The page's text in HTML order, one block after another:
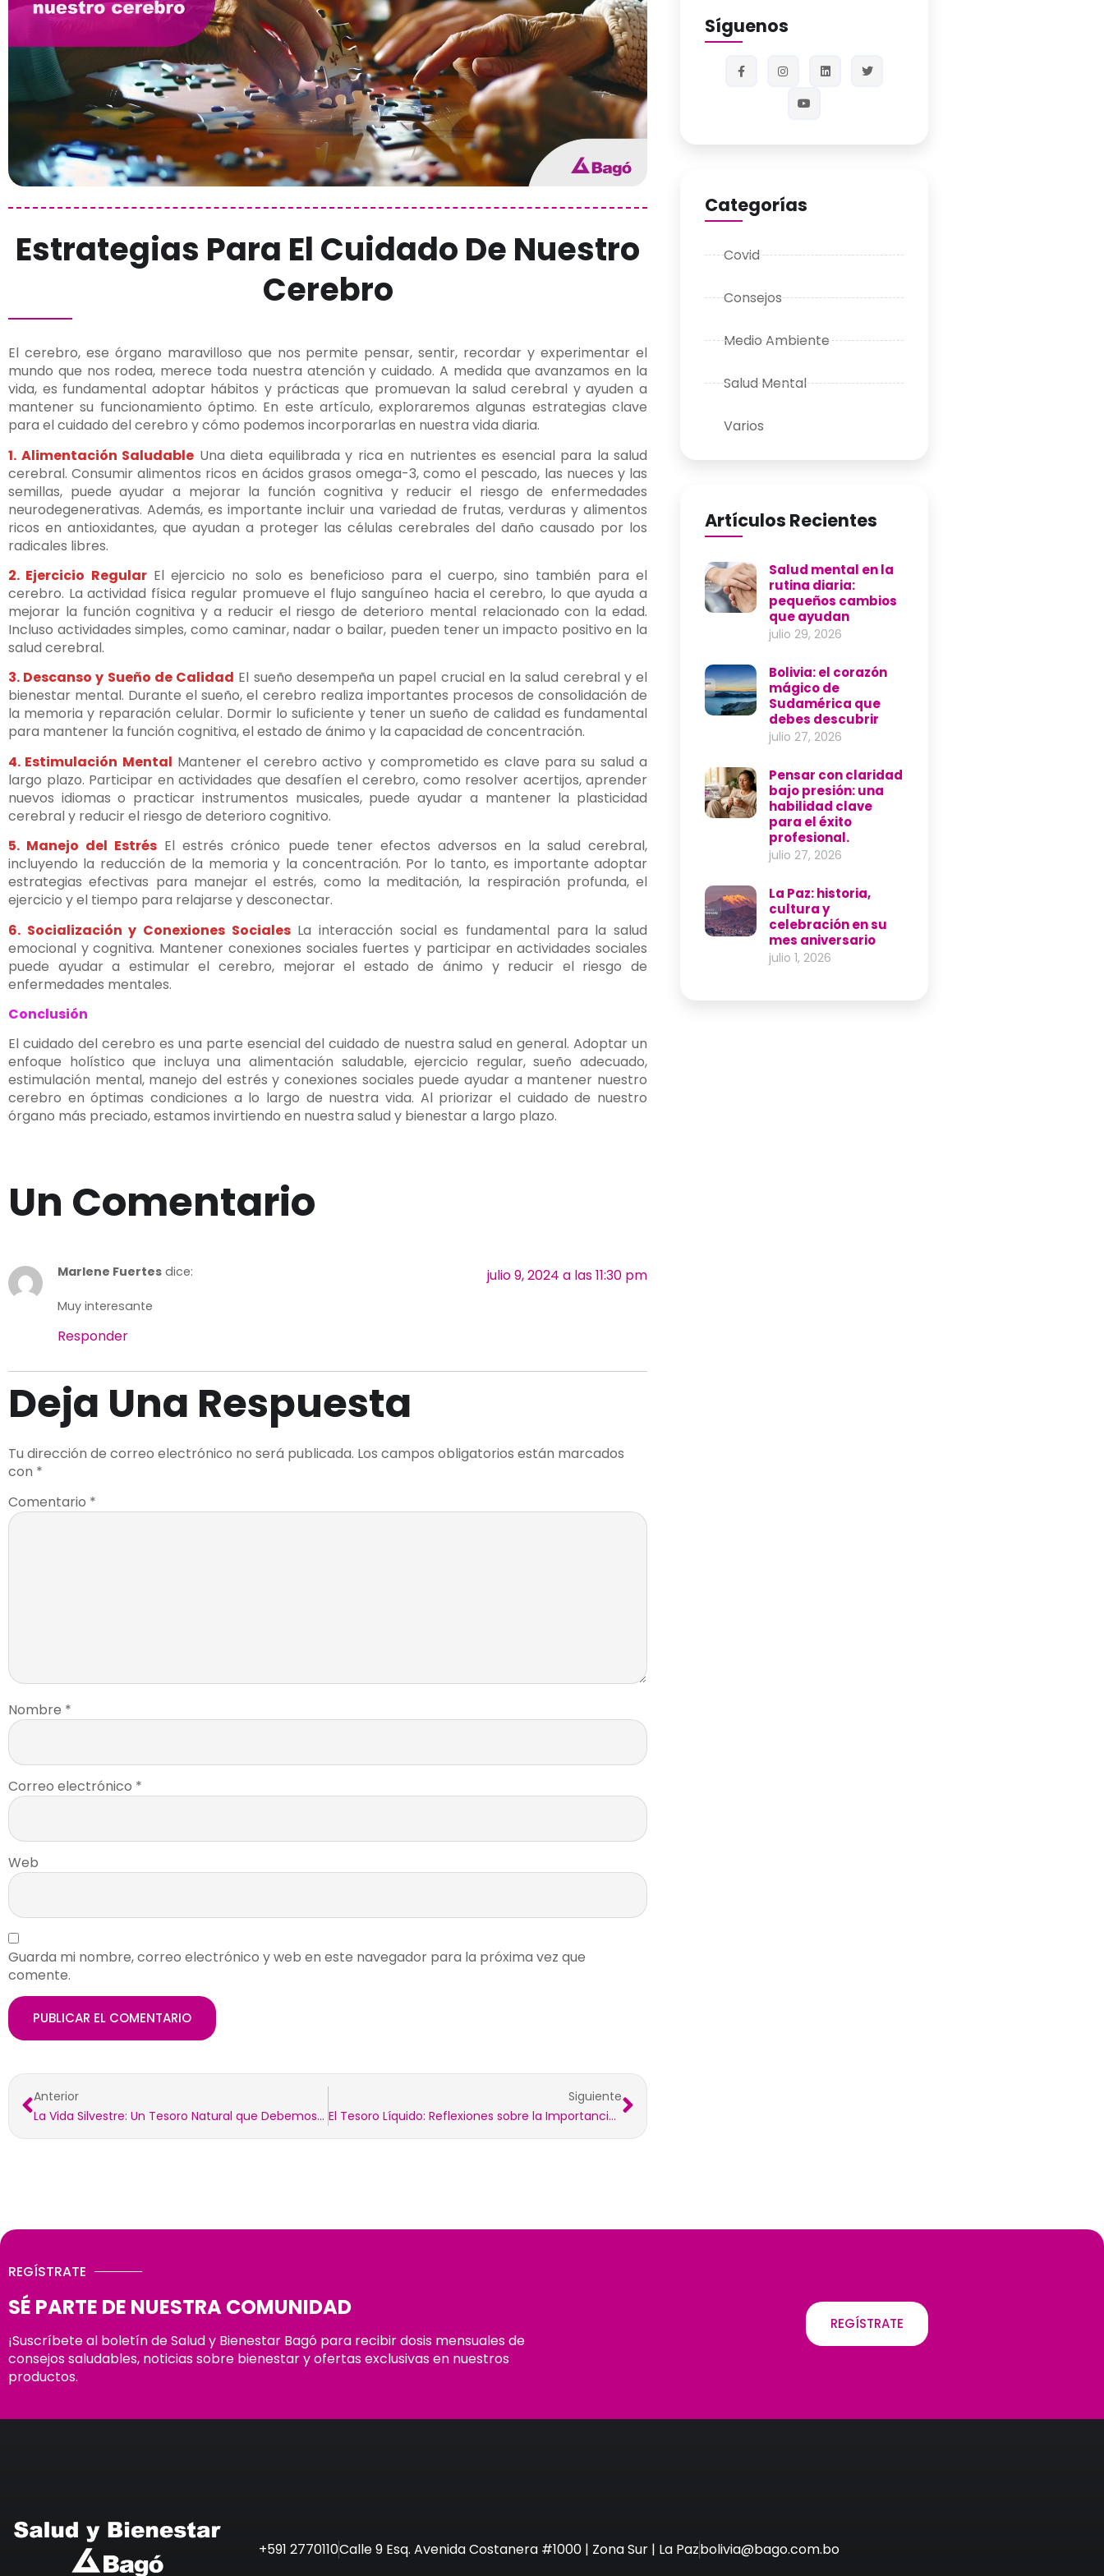
Estrategias Para El Cuidado De Nuestro
Cerebro
El cerebro, ese órgano maravilloso que nos permite pensar, sentir, recordar y experimentar el
mundo que nos rodea, merece toda nuestra atención y cuidado. A medida que avanzamos en la
vida, es fundamental adoptar hábitos y prácticas que promuevan la salud cerebral y ayuden a
mantener su funcionamiento óptimo. En este artículo, exploraremos algunas estrategias clave
para el cuidado del cerebro y cómo podemos incorporarlas en nuestra vida diaria.
1. Alimentación Saludable Una dieta equilibrada y rica en nutrientes es esencial para la salud
cerebral. Consumir alimentos ricos en ácidos grasos omega-3, como el pescado, las nueces y las
semillas, puede ayudar a mejorar la función cognitiva y reducir el riesgo de enfermedades
neurodegenerativas. Además, es importante incluir una variedad de frutas, verduras y alimentos
ricos en antioxidantes, que ayudan a proteger las células cerebrales del daño causado por los
radicales libres.
2. Ejercicio RegularEl ejercicio no solo es beneficioso para el cuerpo, sino también para el
cerebro. La actividad física regular promueve el flujo sanguíneo hacia el cerebro, lo que ayuda a
mejorar la función cognitiva y a reducir el riesgo de deterioro mental relacionado con la edad.
Incluso actividades simples, como caminar, nadar o bailar, pueden tener un impacto positivo en la
salud cerebral.
3. Descanso y Sueño de Calidad El sueño desempeña un papel crucial en la salud cerebral y el
bienestar mental. Durante el sueño, el cerebro realiza importantes procesos de consolidación de
la memoria y reparación celular. Dormir lo suficiente y tener un sueño de calidad es fundamental
para mantener la función cognitiva, el estado de ánimo y la capacidad de concentración.
4. Estimulación Mental Mantener el cerebro activo y comprometido es clave para su salud a
largo plazo. Participar en actividades que desafíen el cerebro, como resolver acertijos, aprender
nuevos idiomas o practicar instrumentos musicales, puede ayudar a mantener la plasticidad
cerebral y reducir el riesgo de deterioro cognitivo.
5. Manejo del Estrés El estrés crónico puede tener efectos adversos en la salud cerebral,
incluyendo la reducción de la memoria y la concentración. Por lo tanto, es importante adoptar
estrategias efectivas para manejar el estrés, como la meditación, la respiración profunda, el
ejercicio y el tiempo para relajarse y desconectar.
6. Socialización y Conexiones SocialesLa interacción social es fundamental para la salud
emocional y cognitiva. Mantener conexiones sociales fuertes y participar en actividades sociales
puede ayudar a estimular el cerebro, mejorar el estado de ánimo y reducir el riesgo de
enfermedades mentales.
Conclusión
El cuidado del cerebro es una parte esencial del cuidado de nuestra salud en general. Adoptar un
enfoque holístico que incluya una alimentación saludable, ejercicio regular, sueño adecuado,
estimulación mental, manejo del estrés y conexiones sociales puede ayudar a mantener nuestro
cerebro en óptimas condiciones a lo largo de nuestra vida. Al priorizar el cuidado de nuestro
órgano más preciado, estamos invirtiendo en nuestra salud y bienestar a largo plazo.
Un Comentario
Marlene Fuertes dice: julio 9, 2024 a las 11:30 pm
Muy interesante
Responder
Deja Una Respuesta
Tu dirección de correo electrónico no será publicada. Los campos obligatorios están marcados
con *
Comentario *
Nombre *
Correo electrónico *
Web
Guarda mi nombre, correo electrónico y web en este navegador para la próxima vez que
comente.
Anterior
La Vida Silvestre: Un Tesoro Natural que Debemos Proteger
Siguiente
El Tesoro Líquido: Reflexiones sobre la Importancia del Agua en Nuestras Vidas
Síguenos
Categorías
Covid
Consejos
Medio Ambiente
Salud Mental
Varios
Artículos Recientes
Salud mental en la
rutina diaria:
pequeños cambios
que ayudan
julio 29, 2026
Bolivia: el corazón
mágico de
Sudamérica que
debes descubrir
julio 27, 2026
Pensar con claridad
bajo presión: una
habilidad clave
para el éxito
profesional.
julio 27, 2026
La Paz: historia,
cultura y
celebración en su
mes aniversario
julio 1, 2026
REGÍSTRATE
SÉ PARTE DE NUESTRA COMUNIDAD
¡Suscríbete al boletín de Salud y Bienestar Bagó para recibir dosis mensuales de
consejos saludables, noticias sobre bienestar y ofertas exclusivas en nuestros
productos.
REGÍSTRATE
+591 2770110Calle 9 Esq. Avenida Costanera #1000 | Zona Sur | La Pazbolivia@bago.com.bo